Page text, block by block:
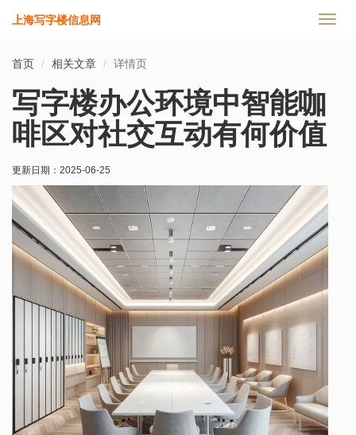
切
上海写字楼信息网
首页 相关文章 详情页
写字楼办公环境中智能咖
啡区对社交互动有何价值
更新日期： 2025-06-25